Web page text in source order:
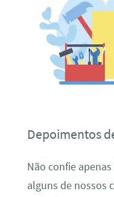
Depoimentos
Não confie
alguns de nossos